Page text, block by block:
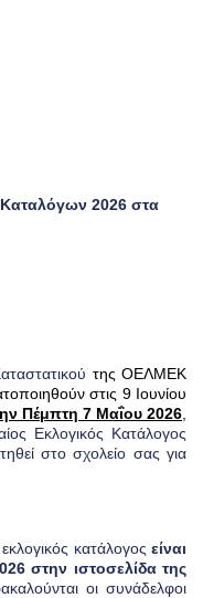
2026 στα
της ΟΕΛΜΕΚ
στις 9 Ιουνίου
Πέμπτη 7 Μαΐου 2026
Εκλογικός Κατάλογος
στο σχολείο σας για
κατάλογος είναι
στην ιστοσελίδα της
οι συνάδελφοι